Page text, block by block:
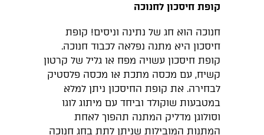
קופת חיסכון לחנוכה
חנוכה הוא חג של נתינה וניסים! קופת
חיסכון היא מתנה נפלאה לכבוד חנוכה.
קופת חיסכון עשויה מפח או גליל של קרטון
קשיח, עם מכסה מתכת או מכסה פלסטיק
לבחירה. את קופת החיסכון ניתן למלא
במטבעות שוקולד וביחד עם מיתוג לוגו
וסולוגן מדליק המתנה תהפוך לאחת
המתנות המובילות שניתן לתת בחג חנוכה